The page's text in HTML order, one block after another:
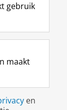
m
T
e
k
a
a
gebruik
maakt
en